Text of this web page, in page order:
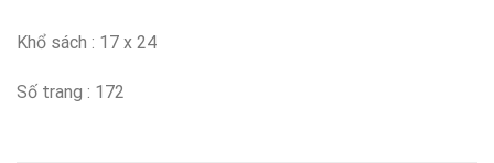
Khổ sách : 17 x 24
Số trang : 172